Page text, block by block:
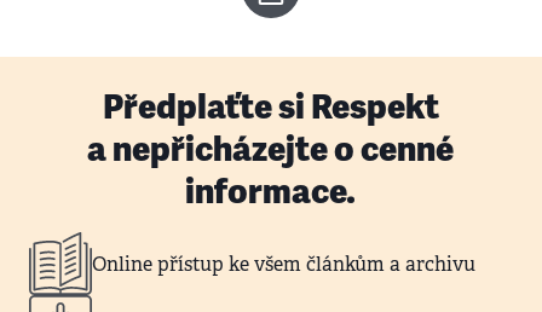
Předplaťte si Respekt
a nepřicházejte o cenné
informace.
Online přístup ke všem článkům a archivu